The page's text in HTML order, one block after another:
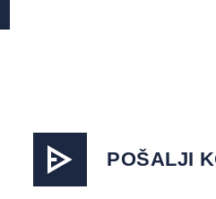
POŠALJI